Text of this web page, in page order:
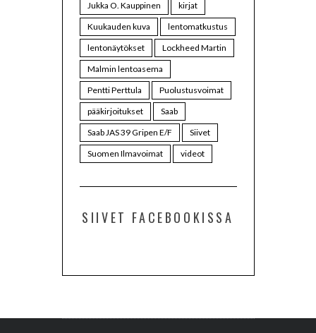
Jukka O. Kauppinen
kirjat
Kuukauden kuva
lentomatkustus
lentonäytökset
Lockheed Martin
Malmin lentoasema
Pentti Perttula
Puolustusvoimat
pääkirjoitukset
Saab
Saab JAS 39 Gripen E/F
Siivet
Suomen Ilmavoimat
videot
SIIVET FACEBOOKISSA